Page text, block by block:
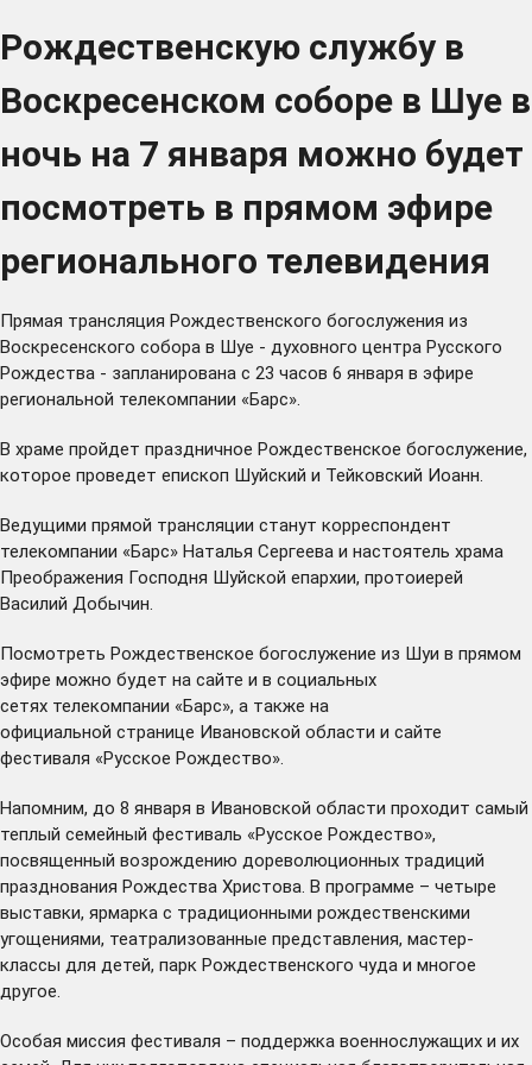
Рождественскую службу в
Воскресенском соборе в Шуе в
ночь на 7 января можно будет
посмотреть в прямом эфире
регионального телевидения
Прямая трансляция Рождественского богослужения из
Воскресенского собора в Шуе - духовного центра Русского
Рождества - запланирована с 23 часов 6 января в эфире
региональной телекомпании «Барс».
В храме пройдет праздничное Рождественское богослужение,
которое проведет епископ Шуйский и Тейковский Иоанн.
Ведущими прямой трансляции станут корреспондент
телекомпании «Барс» Наталья Сергеева и настоятель храма
Преображения Господня Шуйской епархии, протоиерей
Василий Добычин.
Посмотреть Рождественское богослужение из Шуи в прямом
эфире можно будет на сайте и в социальных
сетях телекомпании «Барс», а также на
официальной странице Ивановской области и сайте
фестиваля «Русское Рождество».
Напомним, до 8 января в Ивановской области проходит самый
теплый семейный фестиваль «Русское Рождество»,
посвященный возрождению дореволюционных традиций
празднования Рождества Христова. В программе – четыре
выставки, ярмарка с традиционными рождественскими
угощениями, театрализованные представления, мастер-
классы для детей, парк Рождественского чуда и многое
другое.
Особая миссия фестиваля – поддержка военнослужащих и их